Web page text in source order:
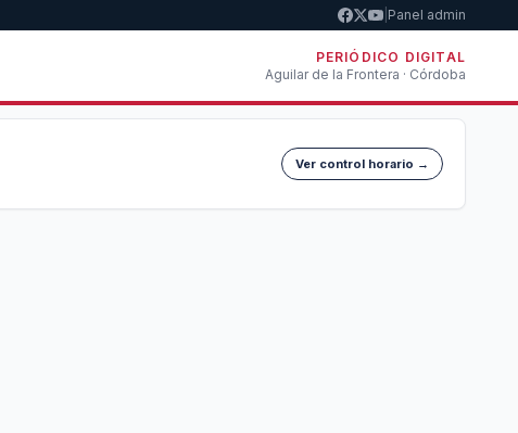
Panel admin
PERIÓDICO DIGITAL
Aguilar de la Frontera · Córdoba
Ver control horario →